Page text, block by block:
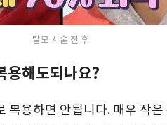
탈모 시술 전 후
용해도되나요?
복용하면 안됩니다. 매우 작은